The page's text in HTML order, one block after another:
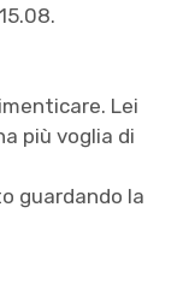
Lei
più voglia di
guardando la